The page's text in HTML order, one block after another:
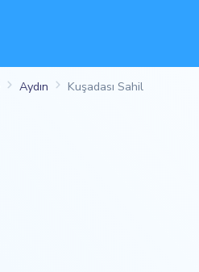
Aydın Kuşadası Sahil